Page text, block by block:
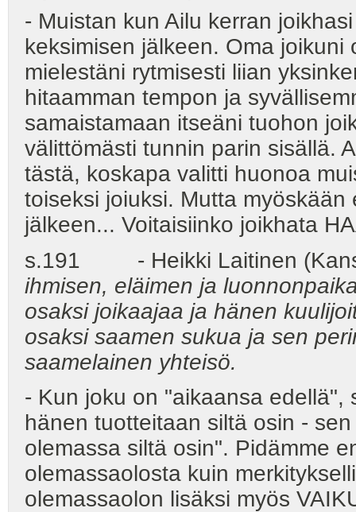
- Muistan kun Ailu kerran
keksimisen jälkeen. Oma
mielestäni rytmisesti liian
hitaamman tempon ja
samaistamaan itseäni tuohon
välittömästi tunnin parin sisällä.
tästä, koskapa valitti huonoa
toiseksi joiuksi. Mutta
jälkeen... Voitaisiinko joikhata
s.191 - Heikki Laitinen
ihmisen, eläimen ja
osaksi joikaajaa ja hänen
osaksi saamen sukua ja sen
saamelainen yhteisö.
- Kun joku on "aikaansa edellä",
hänen tuotteitaan siltä osin -
olemassa siltä osin". Pidämme
olemassaolosta kuin
olemassaolon lisäksi myös